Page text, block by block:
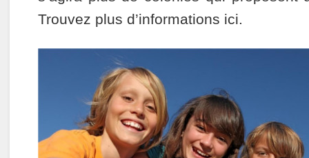
Trouvez plus d’informations ici.